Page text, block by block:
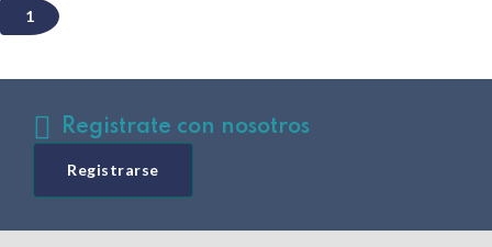
1
Registrate con nosotros
Registrarse